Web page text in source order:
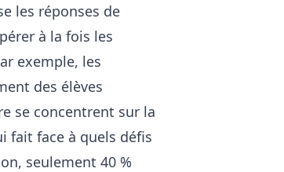
les réponses de
à la fois les
exemple, les
des élèves
se concentrent sur la
fait face à quels défis
seulement 40 %